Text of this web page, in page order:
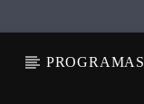
PROGRAMAS